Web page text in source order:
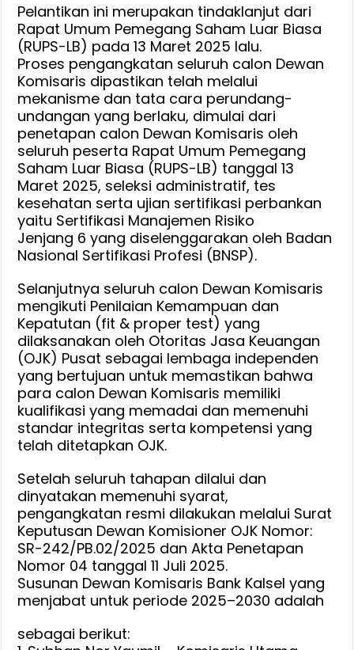
Pelantikan ini merupakan tindaklanjut dari
Rapat Umum Pemegang Saham Luar Biasa
(RUPS-LB) pada 13 Maret 2025 lalu.
Proses pengangkatan seluruh calon Dewan
Komisaris dipastikan telah melalui
mekanisme dan tata cara perundang-
undangan yang berlaku, dimulai dari
penetapan calon Dewan Komisaris oleh
seluruh peserta Rapat Umum Pemegang
Saham Luar Biasa (RUPS-LB) tanggal 13
Maret 2025, seleksi administratif, tes
kesehatan serta ujian sertifikasi perbankan
yaitu Sertifikasi Manajemen Risiko
Jenjang 6 yang diselenggarakan oleh Badan
Nasional Sertifikasi Profesi (BNSP).
Selanjutnya seluruh calon Dewan Komisaris
mengikuti Penilaian Kemampuan dan
Kepatutan (fit & proper test) yang
dilaksanakan oleh Otoritas Jasa Keuangan
(OJK) Pusat sebagai lembaga independen
yang bertujuan untuk memastikan bahwa
para calon Dewan Komisaris memiliki
kualifikasi yang memadai dan memenuhi
standar integritas serta kompetensi yang
telah ditetapkan OJK.
Setelah seluruh tahapan dilalui dan
dinyatakan memenuhi syarat,
pengangkatan resmi dilakukan melalui Surat
Keputusan Dewan Komisioner OJK Nomor:
SR-242/PB.02/2025 dan Akta Penetapan
Nomor 04 tanggal 11 Juli 2025.
Susunan Dewan Komisaris Bank Kalsel yang
menjabat untuk periode 2025–2030 adalah
sebagai berikut: